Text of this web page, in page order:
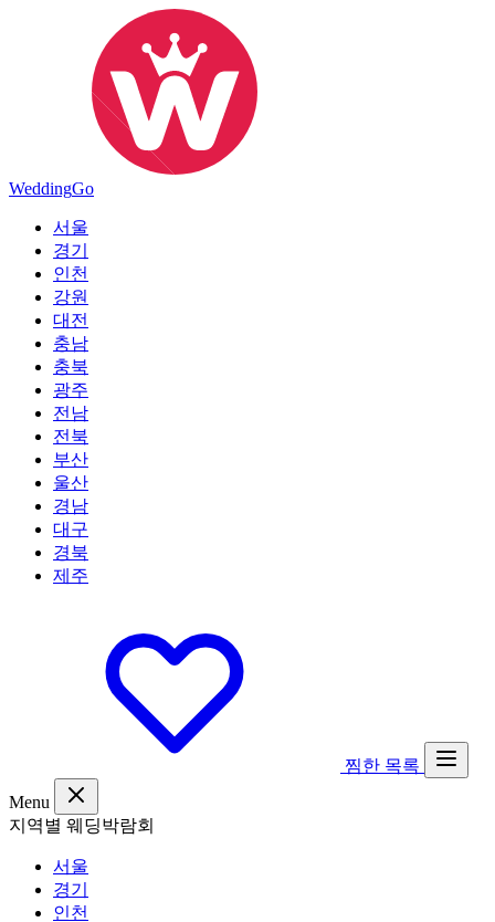
WeddingGo
서울
경기
인천
강원
대전
충남
충북
광주
전남
전북
부산
울산
경남
대구
경북
제주
찜한 목록
Menu
지역별 웨딩박람회
서울
경기
인천